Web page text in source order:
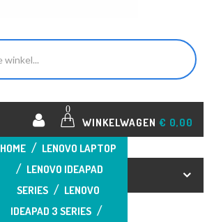
0
WINKELWAGEN € 0,00
HOME
LENOVO LAPTOP
LENOVO IDEAPAD
SERIES
LENOVO
IDEAPAD 3 SERIES